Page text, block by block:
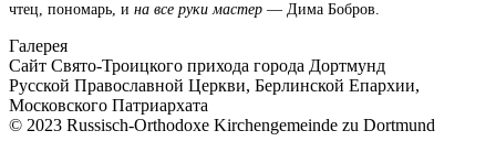
чтец, пономарь, и на все руки мастер — Дима Бобров.
Галерея
Сайт Свято-Троицкого прихода города Дортмунд
Русской Православной Церкви, Берлинской Епархии,
Московского Патриархата
© 2023 Russisch-Orthodoxe Kirchengemeinde zu Dortmund